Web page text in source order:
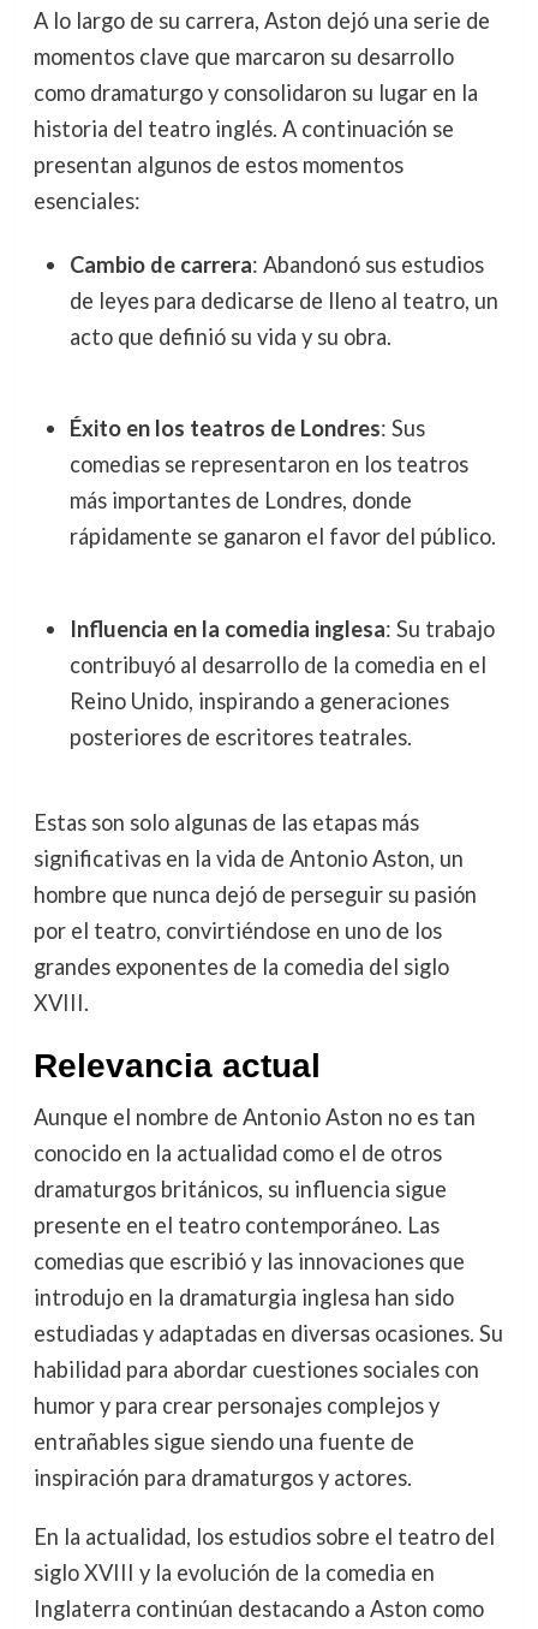
A lo largo de su carrera, Aston dejó una serie de
momentos clave que marcaron su desarrollo
como dramaturgo y consolidaron su lugar en la
historia del teatro inglés. A continuación se
presentan algunos de estos momentos
esenciales:
Cambio de carrera: Abandonó sus estudios
de leyes para dedicarse de lleno al teatro, un
acto que definió su vida y su obra.
Éxito en los teatros de Londres: Sus
comedias se representaron en los teatros
más importantes de Londres, donde
rápidamente se ganaron el favor del público.
Influencia en la comedia inglesa: Su trabajo
contribuyó al desarrollo de la comedia en el
Reino Unido, inspirando a generaciones
posteriores de escritores teatrales.
Estas son solo algunas de las etapas más
significativas en la vida de Antonio Aston, un
hombre que nunca dejó de perseguir su pasión
por el teatro, convirtiéndose en uno de los
grandes exponentes de la comedia del siglo
XVIII.
Relevancia actual
Aunque el nombre de Antonio Aston no es tan
conocido en la actualidad como el de otros
dramaturgos británicos, su influencia sigue
presente en el teatro contemporáneo. Las
comedias que escribió y las innovaciones que
introdujo en la dramaturgia inglesa han sido
estudiadas y adaptadas en diversas ocasiones. Su
habilidad para abordar cuestiones sociales con
humor y para crear personajes complejos y
entrañables sigue siendo una fuente de
inspiración para dramaturgos y actores.
En la actualidad, los estudios sobre el teatro del
siglo XVIII y la evolución de la comedia en
Inglaterra continúan destacando a Aston como